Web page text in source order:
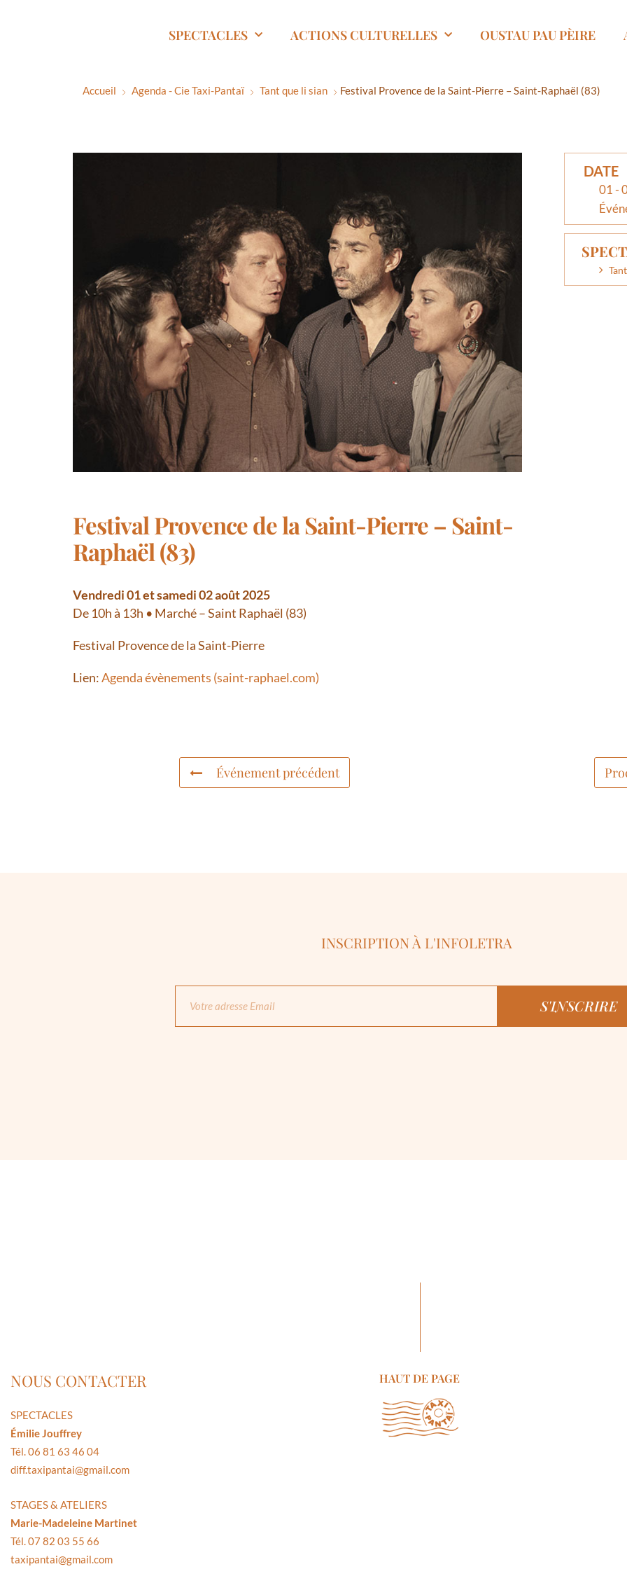
SPECTACLES ACTIONS CULTURELLES OUSTAU PAU PÈIRE
Accueil Agenda - Cie Taxi-Pantaï Tant que li sian Festival Provence de la Saint-Pierre – Saint-Raphaël (83)
Festival Provence de la Saint-Pierre – Saint-
Raphaël (83)
Vendredi 01 et samedi 02 août 2025
De 10h à 13h • Marché – Saint Raphaël (83)
Festival Provence de la Saint-Pierre
Lien:Agenda évènements (saint-raphael.com)
DATE
01 -
Événement précédent
INSCRIPTION À L'INFOLETRA
S'INSCRIRE
NOUS CONTACTER
SPECTACLES
Émilie Jouffrey
Tél. 06 81 63 46 04
diff.taxipantai@gmail.com
STAGES & ATELIERS
Marie-Madeleine Martinet
Tél. 07 82 03 55 66
taxipantai@gmail.com
HAUT DE PAGE